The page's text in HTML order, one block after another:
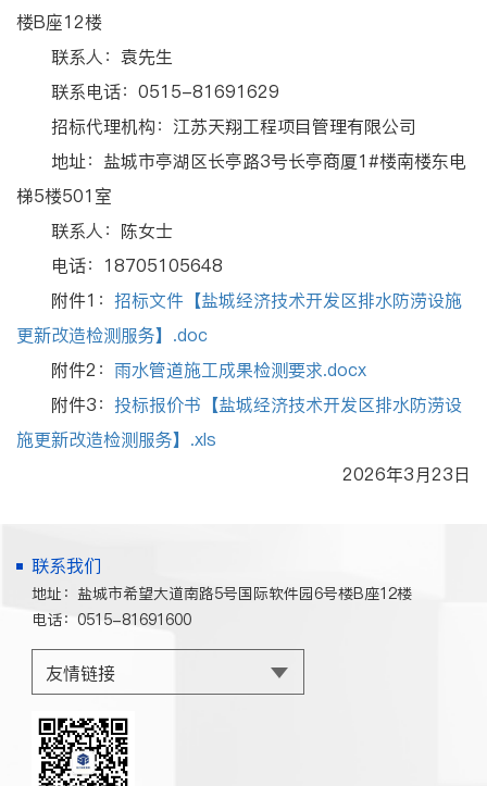
楼B座12楼
联系人：袁先生
联系电话：0515-81691629
招标代理机构：江苏天翔工程项目管理有限公司
地址：盐城市亭湖区长亭路3号长亭商厦1#楼南楼东电
梯5楼501室
联系人：陈女士
电话：18705105648
附件1： 招标文件【盐城经济技术开发区排水防涝设施
更新改造检测服务】.doc
附件2： 雨水管道施工成果检测要求.docx
附件3： 投标报价书【盐城经济技术开发区排水防涝设
施更新改造检测服务】.xls
2026年3月23日
联系我们
地址：盐城市希望大道南路5号国际软件园6号楼B座12楼
电话：0515-81691600
友情链接